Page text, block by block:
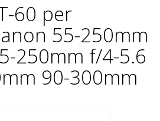
60 per
55-250mm
250mm f/4-5.6
90-300mm